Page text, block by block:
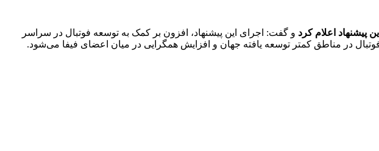
پیشنهاد اعلام کرد و گفت: اجرای این پیشنهاد، افزون بر کمک به توسعه فوتبال در سراسر
در مناطق کمتر توسعه یافته جهان و افزایش همگرایی در میان اعضای فیفا می‌شود.